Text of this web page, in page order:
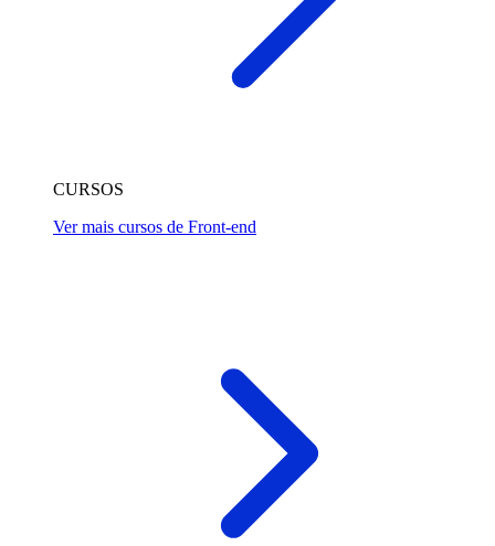
CURSOS
Ver mais cursos de Front-end